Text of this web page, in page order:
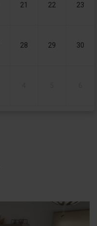
21 22 23
28 29 30